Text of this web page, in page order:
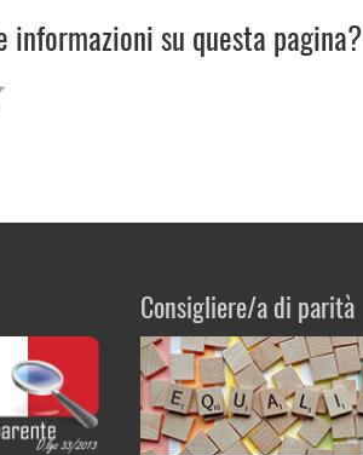
informazioni su questa pagina?
Consigliere/a di parità